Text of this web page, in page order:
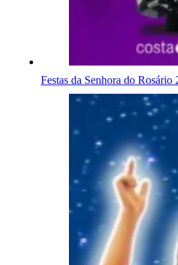
Festas da Senhora do Rosário